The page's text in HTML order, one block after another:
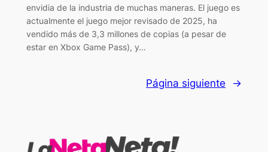
envidia de la industria de muchas maneras. El juego es
actualmente el juego mejor revisado de 2025, ha
vendido más de 3,3 millones de copias (a pesar de
estar en Xbox Game Pass), y…
Página siguiente →